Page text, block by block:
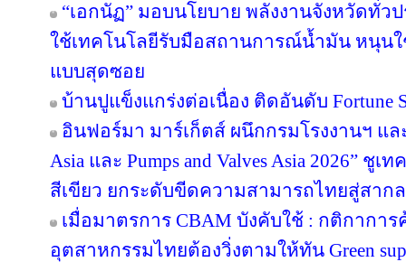
“เอกนัฏ” มอบนโยบาย พลังงานจังหวัดทั่
ใช้เทคโนโลยีรับมือสถานการณ์น้ำมัน หนุนใ
แบบสุดซอย
บ้านปูแข็งแกร่งต่อเนื่อง ติดอันดับ Fortune
อินฟอร์มา มาร์เก็ตส์ ผนึกกรมโรงงานฯ แ
Asia และ Pumps and Valves Asia 2026”
สีเขียว ยกระดับขีดความสามารถไทยสู่สากล
เมื่อมาตรการ CBAM บังคับใช้ : กติกากา
อุตสาหกรรมไทยต้องวิ่งตามให้ทัน Green